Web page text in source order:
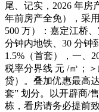
尾、记实，2026 年房
年前房产全免），采
500 万）：嘉定江桥
分钟内地铁、30 分钟
1.5%（首套），一、
税率分界线 元 /㎡；
贷）。叠加优惠最高
套” 划分。以开辟商/
栋，看房请务必提前